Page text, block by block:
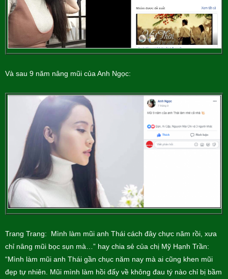
Và sau 9 năm nâng mũi của Anh Ngọc:
Trang Trang: Mình làm mũi anh Thái cách đây chực năm rồi, xưa
chỉ nâng mũi bọc sụn mà…” hay chia sẻ của chị Mỹ Hạnh Trần:
“Mình làm mũi anh Thái gần chục năm nay mà ai cũng khen mũi
đẹp tự nhiên. Mũi mình làm hồi đấy về không đau tý nào chỉ bị bầm